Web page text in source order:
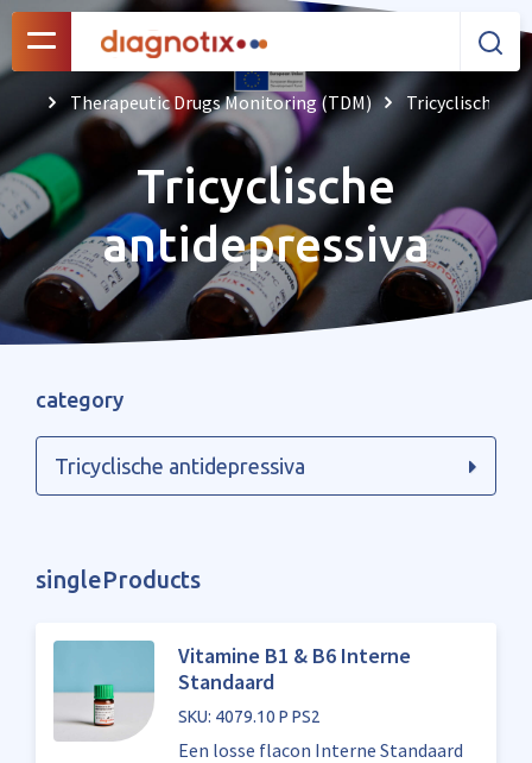
Therapeutic Drugs Monitoring (TDM) Tricyclische
Tricyclische
antidepressiva
category
Tricyclische antidepressiva
singleProducts
Vitamine B1 & B6 Interne
Standaard
SKU: 4079.10 P PS2
Een losse flacon Interne Standaard